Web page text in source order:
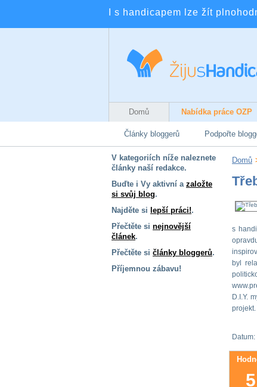
I s handicapem lze žít
Domů Nabídka práce OZP
Články bloggerů Podpořte
V kategoriích níže naleznete
články naší redakce.
Buďte i Vy aktivní a založte
si svůj blog.
Najděte si lepší práci!.
Přečtěte si nejnovější
článek.
Přečtěte si články bloggerů.
Příjemnou zábavu!
Domů
s
byl
D.I.Y.
Datum: